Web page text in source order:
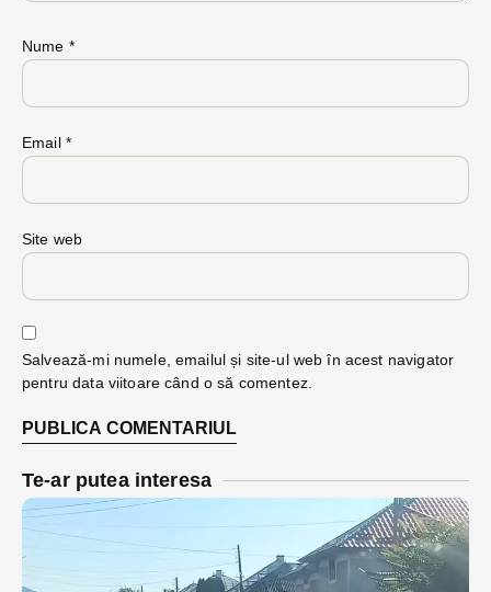
Nume *
Email *
Site web
Salvează-mi numele, emailul și site-ul web în acest navigator
pentru data viitoare când o să comentez.
Te-ar putea interesa